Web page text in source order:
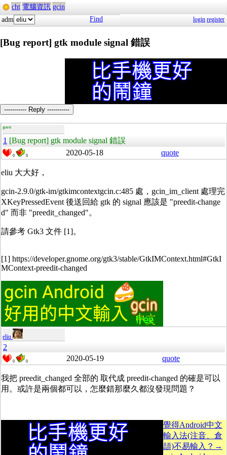
cht 電腦資訊 gcin
adm
Find login register
[Bug report] gtk module signal 錯誤
----------- Reply -----------
guest
1 [Bug report] gtk module signal 錯誤
0 0 2020-05-18 quote
eliu 大大好，
gcin-2.9.0/gtk-im/gtkimcontextgcin.c:485 處，gcin_im_client 處理完
XKeyPressedEvent 後送回給 gtk 的 signal 應該是 "preedit-change
d" 而非 "preedit_changed"。
請參考 Gtk3 文件 [1]。
[1] https://developer.gnome.org/gtk3/stable/GtkIMContext.html#GtkI
MContext-preedit-changed
eliu
2
0 0 2020-05-19 quote
我把 preedit_changed 全部的 取代成 preedit-changed 的確是可以
用。或許是兩個都可以，怎麼錯那麼久都沒發現問題？
覺得Android中文
輸入法(注音、倉
頡)不易輸入？→